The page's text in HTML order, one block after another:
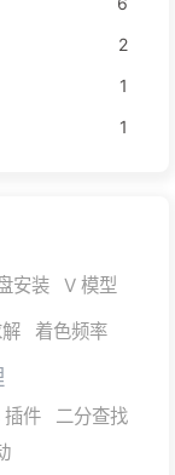
2
1
1
安装
V 模型
着色频率
件
二分查找